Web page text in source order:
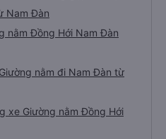
Nam Đàn
nằm Đồng Hới Nam Đàn
nằm đi Nam Đàn từ
xe Giường nằm Đồng Hới